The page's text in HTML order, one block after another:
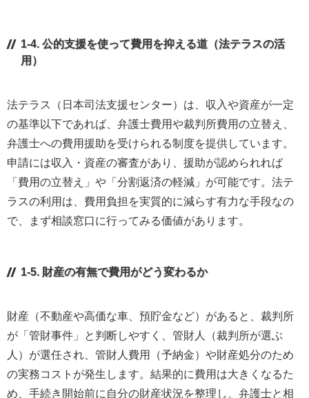
1-4. 公的支援を使って費用を抑える道（法テラスの活
用）
法テラス（日本司法支援センター）は、収入や資産が一定
の基準以下であれば、弁護士費用や裁判所費用の立替え、
弁護士への費用援助を受けられる制度を提供しています。
申請には収入・資産の審査があり、援助が認められれば
「費用の立替え」や「分割返済の軽減」が可能です。法テ
ラスの利用は、費用負担を実質的に減らす有力な手段なの
で、まず相談窓口に行ってみる価値があります。
1-5. 財産の有無で費用がどう変わるか
財産（不動産や高価な車、預貯金など）があると、裁判所
が「管財事件」と判断しやすく、管財人（裁判所が選ぶ
人）が選任され、管財人費用（予納金）や財産処分のため
の実務コストが発生します。結果的に費用は大きくなるた
め、手続き開始前に自分の財産状況を整理し、弁護士と相